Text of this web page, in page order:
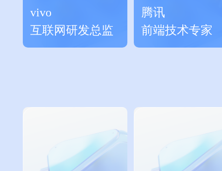
vivo
互联网研发总监
腾讯
前端技术专家